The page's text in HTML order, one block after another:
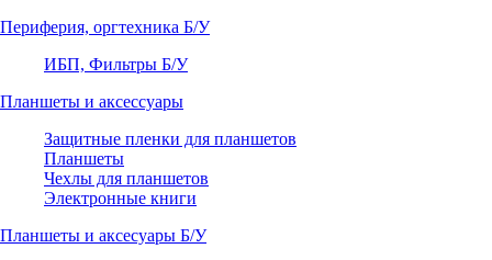
Периферия, оргтехника Б/У
ИБП, Фильтры Б/У
Планшеты и аксессуары
Защитные пленки для планшетов
Планшеты
Чехлы для планшетов
Электронные книги
Планшеты и аксесуары Б/У